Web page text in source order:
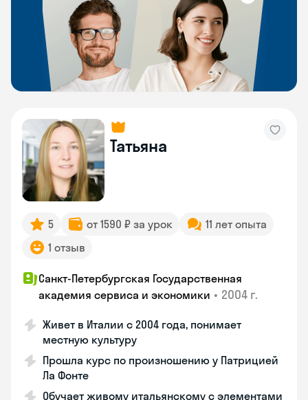
Татьяна
5 от 1590 ₽ за урок
11 лет опыта
1 отзыв
Санкт-Петербургская Государственная
академия сервиса и экономики • 2004 г.
Живет в Италии с 2004 года, понимает
местную культуру
Прошла курс по произношению у Патрицией
Ла Фонте
Обучает живому итальянскому с элементами